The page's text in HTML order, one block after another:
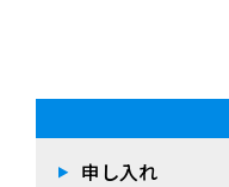
申し入れ